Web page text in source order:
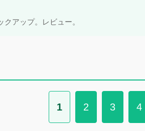
アップ。レビュー。
1 2 3 4